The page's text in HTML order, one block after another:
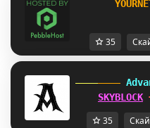
35
SKYBLOCK
35